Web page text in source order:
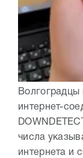
интернет-
числа
интернета и